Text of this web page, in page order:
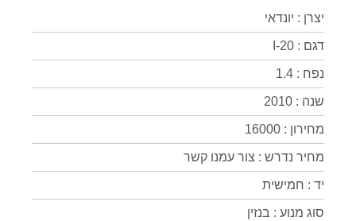
יצרן : יונדאי
דגם : I-20
נפח : 1.4
שנה : 2010
מחירון : 16000
מחיר נדרש : צור עמנו קשר
יד : חמישית
סוג מנוע : בנזין